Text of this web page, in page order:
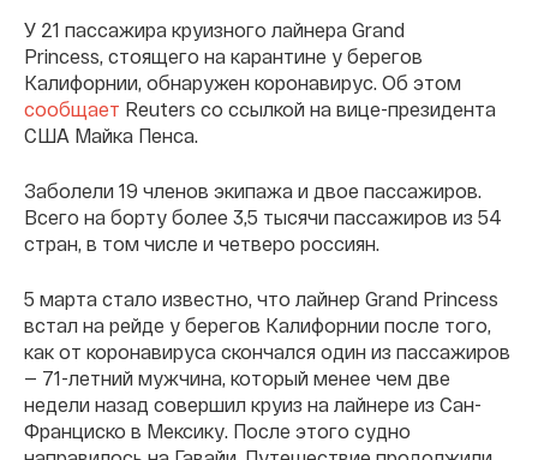
У 21 пассажира круизного лайнера Grand
Princess, стоящего на карантине у берегов
Калифорнии, обнаружен коронавирус. Об этом
сообщает Reuters со ссылкой на вице-президента
США Майка Пенса.
Заболели 19 членов экипажа и двое пассажиров.
Всего на борту более 3,5 тысячи пассажиров из 54
стран, в том числе и четверо россиян.
5 марта стало известно, что лайнер Grand Princess
встал на рейде у берегов Калифорнии после того,
как от коронавируса скончался один из пассажиров
— 71-летний мужчина, который менее чем две
недели назад совершил круиз на лайнере из Сан-
Франциско в Мексику. После этого судно